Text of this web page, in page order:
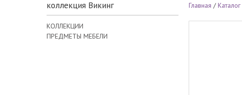
коллекция Викинг
КОЛЛЕКЦИИ
ПРЕДМЕТЫ МЕБЕЛИ
Главная /Каталог